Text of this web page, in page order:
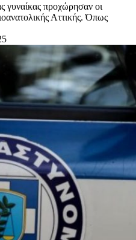
γυναίκας προχώρησαν οι
Αττικής. Όπως